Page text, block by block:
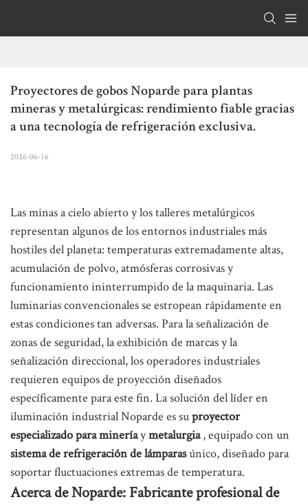
Proyectores de gobos Noparde para plantas
mineras y metalúrgicas: rendimiento fiable gracias
a una tecnología de refrigeración exclusiva.
2026-06-16
Las minas a cielo abierto y los talleres metalúrgicos
representan algunos de los entornos industriales más
hostiles del planeta: temperaturas extremadamente altas,
acumulación de polvo, atmósferas corrosivas y
funcionamiento ininterrumpido de la maquinaria. Las
luminarias convencionales se estropean rápidamente en
estas condiciones tan adversas. Para la señalización de
zonas de seguridad, la exhibición de marcas y la
señalización direccional, los operadores industriales
requieren equipos de proyección diseñados
específicamente para este fin. La solución del líder en
iluminación industrial Noparde es suproyector
especializado para mineríaymetalurgia, equipado con un
sistema de refrigeración de lámparasúnico, diseñado para
soportar fluctuaciones extremas de temperatura.
Acerca de Noparde: Fabricante profesional de